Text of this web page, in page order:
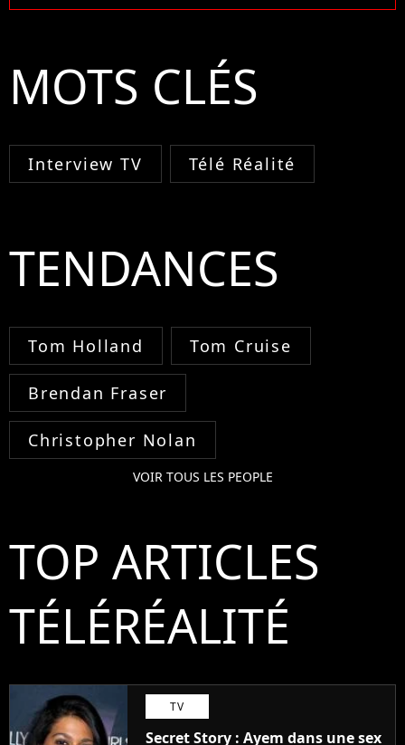
MOTS CLÉS
Interview TV Télé Réalité
TENDANCES
Tom Holland Tom Cruise
Brendan Fraser
Christopher Nolan
VOIR TOUS LES PEOPLE
TOP ARTICLES
TÉLÉRÉALITÉ
TV
Secret Story : Ayem dans une sex